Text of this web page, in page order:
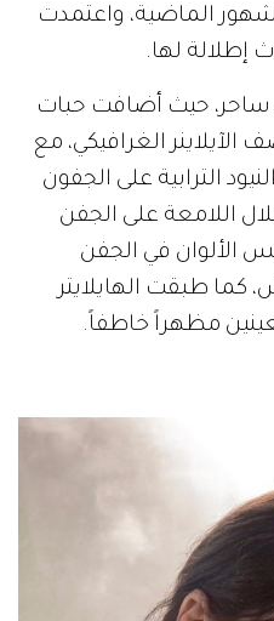
الماضية، واعتمدت
إطلالة لها.
ساحر، حيث أضافت حبات
الغرافيكي، مع
الترابية على الجفون
اللامعة على الجفن
الألوان في الجفن
كما طبقت الهايلايتر
مظهراً خاطفاً.